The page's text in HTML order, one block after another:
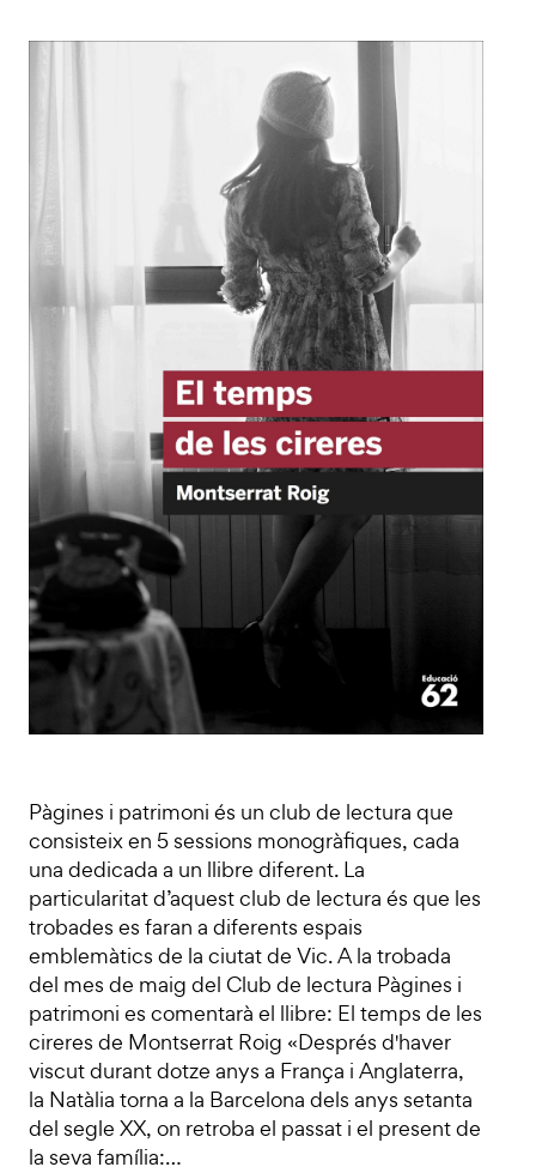
Pàgines i patrimoni és un club de lectura que
consisteix en 5 sessions monogràfiques, cada
una dedicada a un llibre diferent. La
particularitat d’aquest club de lectura és que les
trobades es faran a diferents espais
emblemàtics de la ciutat de Vic. A la trobada
del mes de maig del Club de lectura Pàgines i
patrimoni es comentarà el llibre: El temps de les
cireres de Montserrat Roig «Després d'haver
viscut durant dotze anys a França i Anglaterra,
la Natàlia torna a la Barcelona dels anys setanta
del segle XX, on retroba el passat i el present de
la seva família:…